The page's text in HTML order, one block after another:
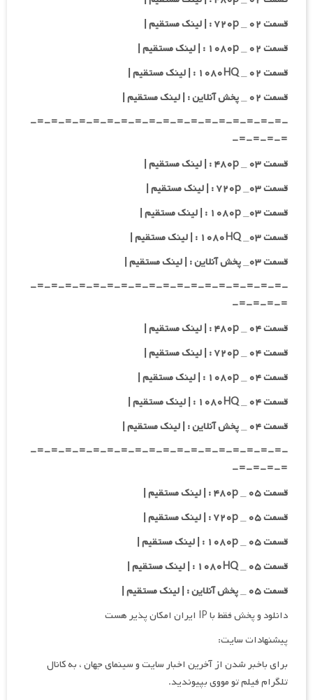
قسمت ۰۲ _ ۷۲۰p : | لینک مستقیم |
قسمت ۰۲ _ ۱۰۸۰p : | لینک مستقیم |
قسمت ۰۲ _ ۱۰۸۰HQ : | لینک مستقیم |
قسمت ۰۲ _ پخش آنلاین : | لینک مستقیم |
-=-=-=-=-=-=-=-=-=-=-=-=-=-=-=-=-=-=-
=-=-=-=-
قسمت ۰۳ _ ۴۸۰p : | لینک مستقیم |
قسمت ۰۳_ ۷۲۰p : | لینک مستقیم |
قسمت ۰۳_ ۱۰۸۰p : | لینک مستقیم |
قسمت ۰۳_ ۱۰۸۰HQ : | لینک مستقیم |
قسمت ۰۳_ پخش آنلاین : | لینک مستقیم |
-=-=-=-=-=-=-=-=-=-=-=-=-=-=-=-=-=-=-
=-=-=-=-
قسمت ۰۴ _ ۴۸۰p : | لینک مستقیم |
قسمت ۰۴ _ ۷۲۰p : | لینک مستقیم |
قسمت ۰۴ _ ۱۰۸۰p : | لینک مستقیم |
قسمت ۰۴ _ ۱۰۸۰HQ : | لینک مستقیم |
قسمت ۰۴ _ پخش آنلاین : | لینک مستقیم |
-=-=-=-=-=-=-=-=-=-=-=-=-=-=-=-=-=-=-
=-=-=-=-
قسمت ۰۵ _ ۴۸۰p : | لینک مستقیم |
قسمت ۰۵ _ ۷۲۰p : | لینک مستقیم |
قسمت ۰۵ _ ۱۰۸۰p : | لینک مستقیم |
قسمت ۰۵ _ ۱۰۸۰HQ : | لینک مستقیم |
قسمت ۰۵ _ پخش آنلاین : | لینک مستقیم |
دانلود و پخش فقط با IP ایران امکان پذیر هست
پیشنهادات سایت:
برای باخبر شدن از آخرین اخبار سایت و سینمای جهان ، به کانال
تلگرام فیلم تو مووی بپیوندید.